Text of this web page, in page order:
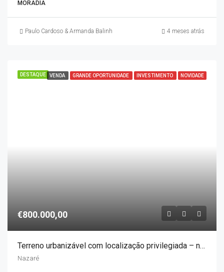
MORADIA
Paulo Cardoso & Armanda Balinha 4 meses atrás
DESTAQUE VENDA GRANDE OPORTUNIDADE INVESTIMENTO NOVIDADE
€800.000,00
Terreno urbanizável com localização privilegiada – na Nazaré
Nazaré